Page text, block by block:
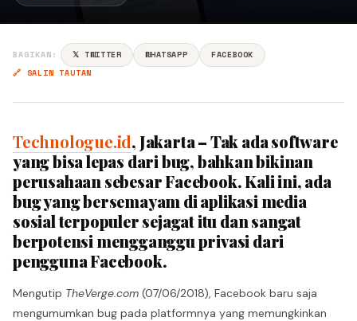
BAGIKAN: 𝕏 TWITTER WHATSAPP
FACEBOOK
🔗 SALIN TAUTAN
Technologue.id, Jakarta – Tak ada software
yang bisa lepas dari bug, bahkan bikinan
perusahaan sebesar Facebook. Kali ini, ada
bug yang bersemayam di aplikasi media
sosial terpopuler sejagat itu dan sangat
berpotensi mengganggu privasi dari
pengguna Facebook.
Mengutip TheVerge.com (07/06/2018), Facebook baru saja
mengumumkan bug pada platformnya yang memungkinkan